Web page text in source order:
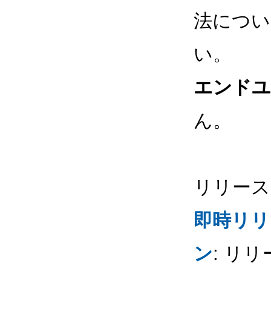
法につ
い。
エンド
ん。
リリー
即時リ
ン: リリ